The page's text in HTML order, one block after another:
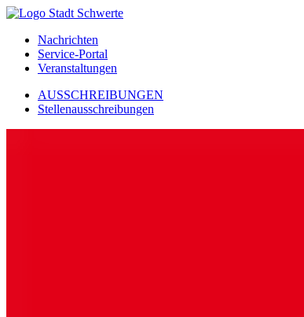
Nachrichten
Service-Portal
Veranstaltungen
AUSSCHREIBUNGEN
Stellenausschreibungen